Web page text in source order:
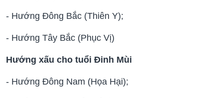
- Hướng Đông Bắc (Thiên Y);
- Hướng Tây Bắc (Phục Vị)
Hướng xấu cho tuổi Đinh Mùi
- Hướng Đông Nam (Họa Hại);